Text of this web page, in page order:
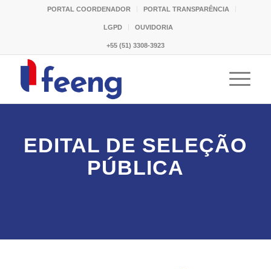
PORTAL COORDENADOR PORTAL TRANSPARÊNCIA
LGPD OUVIDORIA
+55 (51) 3308-3923
EDITAL DE SELEÇÃO
PÚBLICA